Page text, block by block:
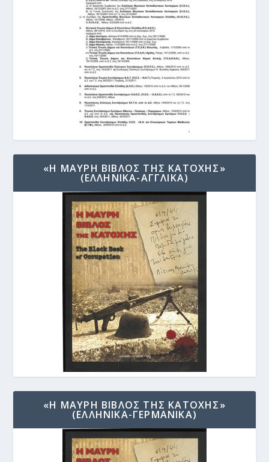
«Η ΜΑΥΡΗ ΒΙΒΛΟΣ ΤΗΣ ΚΑΤΟΧΗΣ»
(ΕΛΛΗΝΙΚΑ-ΑΓΓΛΙΚΑ)
«Η ΜΑΥΡΗ ΒΙΒΛΟΣ ΤΗΣ ΚΑΤΟΧΗΣ»
(ΕΛΛΗΝΙΚΑ-ΓΕΡΜΑΝΙΚΑ)